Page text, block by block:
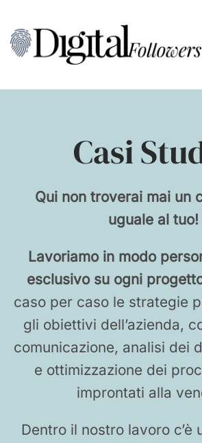
contenuti
Casi
Qui non troverai mai un
uguale al tuo!
Lavoriamo in modo
esclusivo su ogni
caso per caso le strategie
gli obiettivi dell’azienda,
comunicazione, analisi dei
e ottimizzazione dei
improntati alla
Dentro il nostro lavoro c’è